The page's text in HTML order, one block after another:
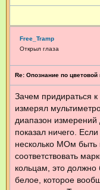
Free_Tramp
Открыл глаза
Re: Опознание по цветовой
Зачем придираться
измерял
диапазон
показал ничего.
несколько МОм быть
соответствовать
кольцам, это
белое, которое